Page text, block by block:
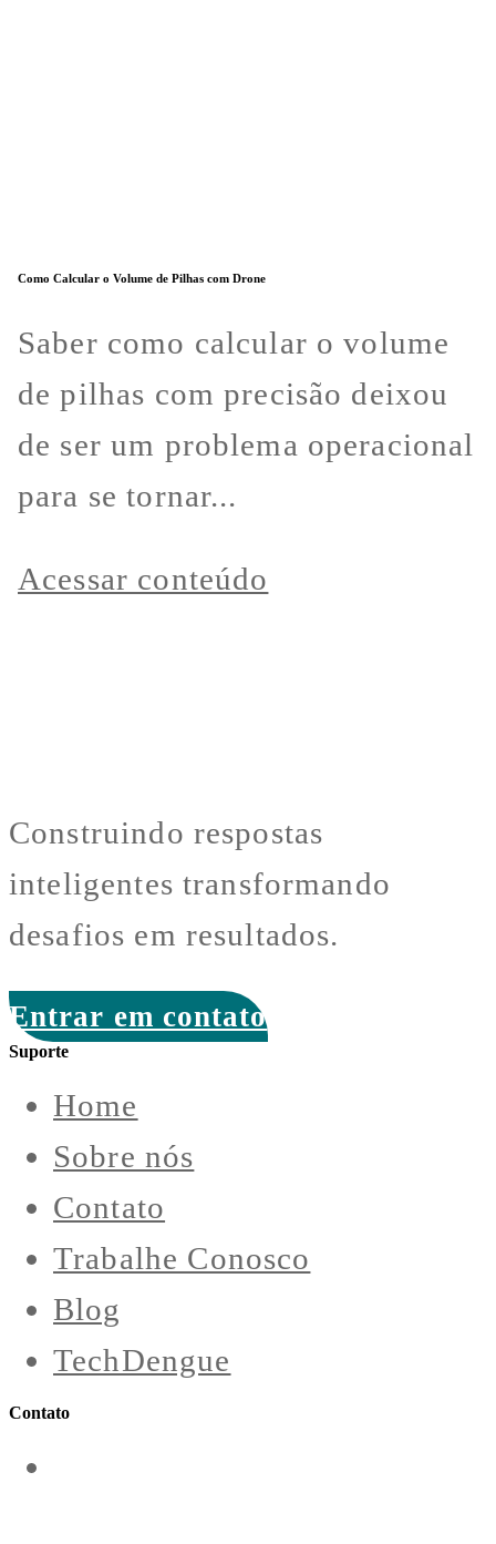
Como Calcular o Volume de Pilhas com Drone
Saber como calcular o volume
de pilhas com precisão deixou
de ser um problema operacional
para se tornar...
Acessar conteúdo
Construindo respostas
inteligentes transformando
desafios em resultados.
Entrar em contato
Suporte
Home
Sobre nós
Contato
Trabalhe Conosco
Blog
TechDengue
Contato